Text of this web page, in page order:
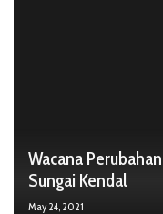
Wacana
Sungai Kendal
May 24, 2021